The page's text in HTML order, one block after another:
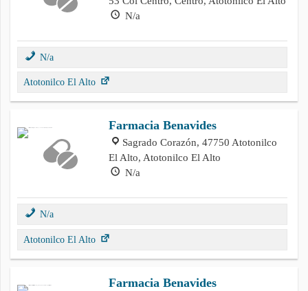
N/a
N/a
Atotonilco El Alto
Farmacia Benavides
Sagrado Corazón, 47750 Atotonilco
El Alto, Atotonilco El Alto
N/a
N/a
Atotonilco El Alto
Farmacia Benavides